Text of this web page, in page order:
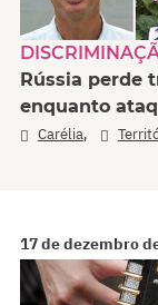
Rússia perde
enquanto
Carélia,
17 de dezembro